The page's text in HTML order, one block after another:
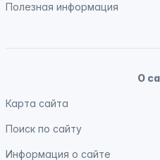
Полезная информация
О
Карта сайта
Поиск по сайту
Информация о сайте